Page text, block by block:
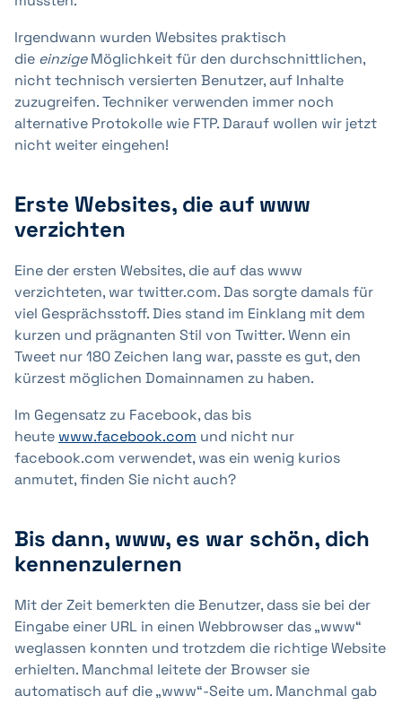
Irgendwann wurden Websites praktisch
die einzigeMöglichkeit für den durchschnittlichen,
nicht technisch versierten Benutzer, auf Inhalte
zuzugreifen. Techniker verwenden immer noch
alternative Protokolle wie FTP. Darauf wollen wir jetzt
nicht weiter eingehen!
Erste Websites, die auf www
verzichten
Eine der ersten Websites, die auf das www
verzichteten, war twitter.com. Das sorgte damals für
viel Gesprächsstoff. Dies stand im Einklang mit dem
kurzen und prägnanten Stil von Twitter. Wenn ein
Tweet nur 180 Zeichen lang war, passte es gut, den
kürzest möglichen Domainnamen zu haben.
Im Gegensatz zu Facebook, das bis
heute www.facebook.com und nicht nur
facebook.com verwendet, was ein wenig kurios
anmutet, finden Sie nicht auch?
Bis dann, www, es war schön, dich
kennenzulernen
Mit der Zeit bemerkten die Benutzer, dass sie bei der
Eingabe einer URL in einen Webbrowser das „www“
weglassen konnten und trotzdem die richtige Website
erhielten. Manchmal leitete der Browser sie
automatisch auf die „www“-Seite um. Manchmal gab